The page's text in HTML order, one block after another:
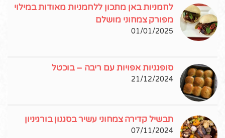
לחמניות באן מתכון ללחמניות מאודות במילוי
מפורק צמחוני מושלם
01/01/2025
סופגניות אפויות עם ריבה – בוכטל
21/12/2024
תבשיל קדירה צמחוני עשיר בסגנון בורגיניון
07/11/2024